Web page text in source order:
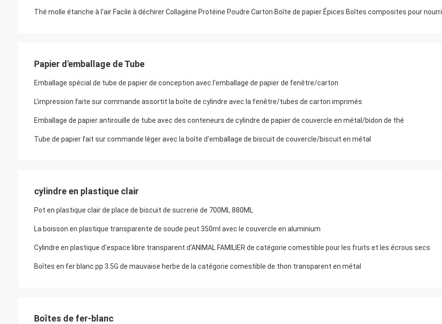
Thé molle étanche à l'air Facile à déchirer Collagène Protéine Poudre Carton Boîte de papier Épices Boîtes composites pour
Papier d'emballage de Tube
Emballage spécial de tube de papier de conception avec l'emballage de papier de fenêtre/carton
L'impression faite sur commande assortit la boîte de cylindre avec la fenêtre/tubes de carton imprimés
Emballage de papier antirouille de tube avec des conteneurs de cylindre de papier de couvercle en métal/bidon de thé
Tube de papier fait sur commande léger avec la boîte d'emballage de biscuit de couvercle/biscuit en métal
cylindre en plastique clair
Pot en plastique clair de place de biscuit de sucrerie de 700ML 880ML
La boisson en plastique transparente de soude peut 350ml avec le couvercle en aluminium
Cylindre en plastique d'espace libre transparent d'ANIMAL FAMILIER de catégorie comestible pour les fruits et les écrous secs
Boîtes en fer blanc pp 3.5G de mauvaise herbe de la catégorie comestible de thon transparent en métal
Boîtes de fer-blanc